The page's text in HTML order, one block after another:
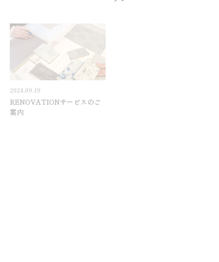
2024.09.19
RENOVATIONサービスのご
案内